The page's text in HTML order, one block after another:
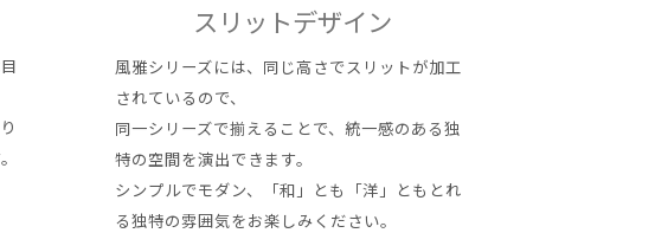
スリットデザイン
風雅シリーズには、同じ高さでスリットが加工
されているので、
同一シリーズで揃えることで、統一感のある独
特の空間を演出できます。
シンプルでモダン、「和」とも「洋」ともとれ
る独特の雰囲気をお楽しみください。